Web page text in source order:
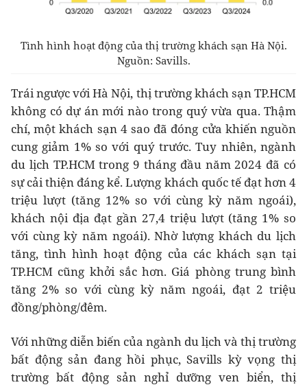
Tình hình hoạt động của thị trường khách sạn Hà Nội.
Nguồn: Savills.
Trái ngược với Hà Nội, thị trường khách sạn TP.HCM
không có dự án mới nào trong quý vừa qua. Thậm
chí, một khách sạn 4 sao đã đóng cửa khiến nguồn
cung giảm 1% so với quý trước. Tuy nhiên, ngành
du lịch TP.HCM trong 9 tháng đầu năm 2024 đã có
sự cải thiện đáng kể. Lượng khách quốc tế đạt hơn 4
triệu lượt (tăng 12% so với cùng kỳ năm ngoái),
khách nội địa đạt gần 27,4 triệu lượt (tăng 1% so
với cùng kỳ năm ngoái). Nhờ lượng khách du lịch
tăng, tình hình hoạt động của các khách sạn tại
TP.HCM cũng khởi sắc hơn. Giá phòng trung bình
tăng 2% so với cùng kỳ năm ngoái, đạt 2 triệu
đồng/phòng/đêm.
Với những diễn biến của ngành du lịch và thị trường
bất động sản đang hồi phục, Savills kỳ vọng thị
trường bất động sản nghỉ dưỡng ven biển, thị